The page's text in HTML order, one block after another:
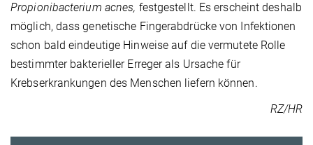
Propionibacterium acnes, festgestellt. Es erscheint deshalb
möglich, dass genetische Fingerabdrücke von Infektionen
schon bald eindeutige Hinweise auf die vermutete Rolle
bestimmter bakterieller Erreger als Ursache für
Krebserkrankungen des Menschen liefern können.
RZ/HR